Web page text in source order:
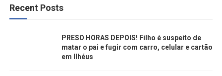
Recent Posts
PRESO HORAS DEPOIS! Filho é suspeito de
matar o pai e fugir com carro, celular e cartão
em Ilhéus